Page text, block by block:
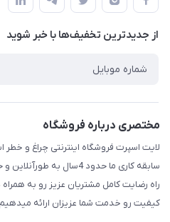
لیست محصولات
درباره ما
حریم خصوصی
راهنما
از جدید‌ترین تخفیف‌ها با‌ خبر شوید
مختصری درباره فروشگاه
لایت اسپرت فروشگاه اینترنتی چراغ و خطر
سابقه کاری ما حدود 4سال
راه رضایت کامل مشتریان عزیز رو به
کیفیت رو خدمت شما عزیزان ارائه میدهیم